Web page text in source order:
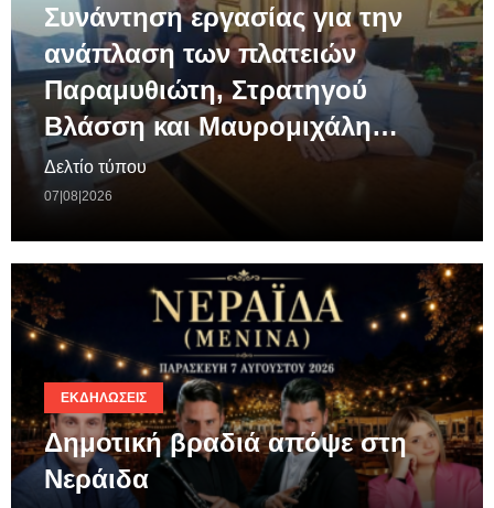
Συνάντηση εργασίας για την
ανάπλαση των πλατειών
Παραμυθιώτη, Στρατηγού
Βλάσση και Μαυρομιχάλη…
Δελτίο τύπου
07|08|2026
ΕΚΔΗΛΏΣΕΙΣ
Δημοτική βραδιά απόψε στη
Νεράιδα